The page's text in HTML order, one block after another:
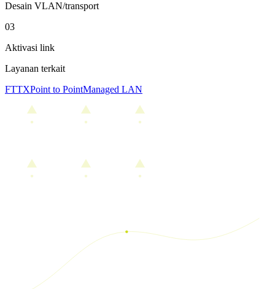
Desain VLAN/transport
03
Aktivasi link
Layanan terkait
FTTXPoint to PointManaged LAN